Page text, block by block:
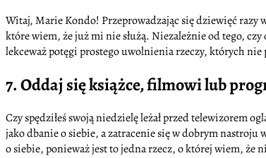
Witaj, Marie Kondo! Przeprowadzając się dziewięć
które wiem, że już mi nie służą. Niezależnie od tego,
lekceważ potęgi prostego uwolnienia rzeczy, których
7. Oddaj się książce, filmowi lub
Czy spędziłeś swoją niedzielę leżał przed telewizorem
jako dbanie o siebie, a zatracenie się w dobrym nastroju
o siebie, ponieważ jest to jedna rzecz, o której wiem, że